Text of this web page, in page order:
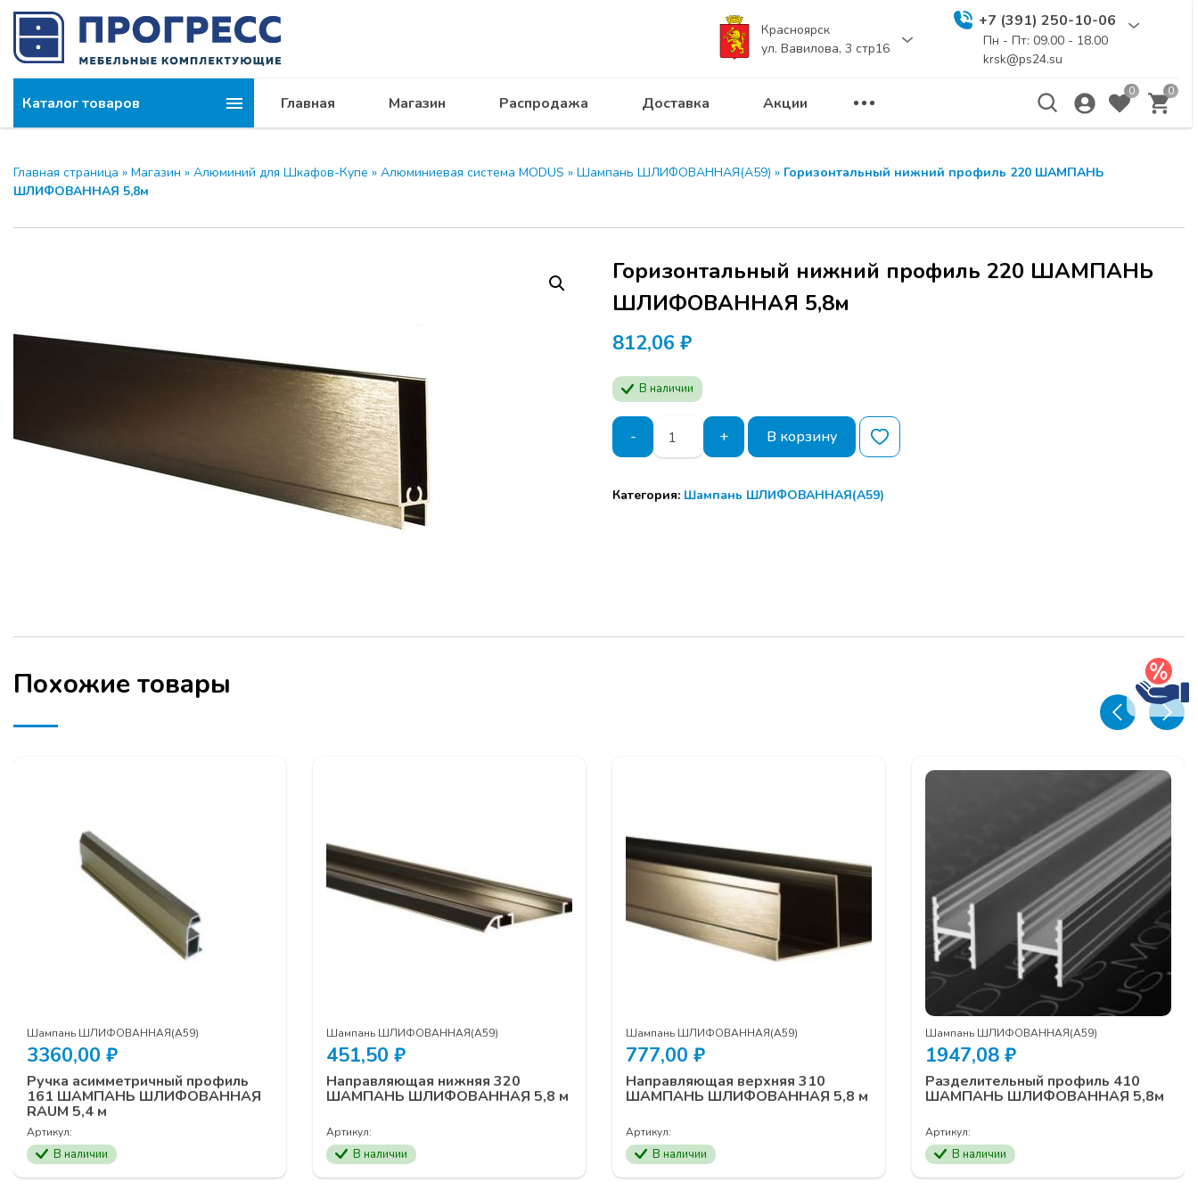
Красноярск
ул. Вавилова, 3 стр16
+7 (391) 250-10-06
Пн - Пт: 09.00 - 18.00
krsk@ps24.su
Каталог товаров Главная Магазин Распродажа Доставка Акции
0 0
Главная страница » Магазин » Алюминий для Шкафов-Купе » Алюминиевая система MODUS » Шампань ШЛИФОВАННАЯ(А59) » Горизонтальный нижний профиль 220 ШАМПАНЬ
ШЛИФОВАННАЯ 5,8м
Горизонтальный нижний профиль 220 ШАМПАНЬ
ШЛИФОВАННАЯ 5,8м
812,06 ₽
В наличии
-
Количество
товара
нижний
профиль
+ В корзину
Категория: Шампань ШЛИФОВАННАЯ(А59)
Похожие товары
Шампань ШЛИФОВАННАЯ(А59)
3360,00 ₽
Ручка асимметричный профиль
161 ШАМПАНЬ ШЛИФОВАННАЯ
RAUM 5,4 м
Артикул:
В наличии
Шампань ШЛИФОВАННАЯ(А59)
451,50 ₽
Направляющая нижняя 320
ШАМПАНЬ ШЛИФОВАННАЯ 5,8 м
Артикул:
В наличии
Шампань ШЛИФОВАННАЯ(А59)
777,00 ₽
Направляющая верхняя 310
ШАМПАНЬ ШЛИФОВАННАЯ 5,8 м
Артикул:
В наличии
Шампань ШЛИФОВАННАЯ(А59)
1947,08 ₽
Разделительный профиль 410
ШАМПАНЬ ШЛИФОВАННАЯ 5,8м
Артикул:
В наличии